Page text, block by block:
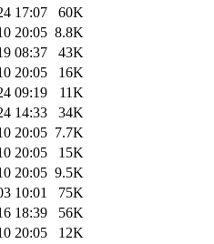
17:07
60K
20:05 8.8K
08:37
43K
20:05
16K
09:19
11K
14:33
34K
20:05 7.7K
20:05
15K
20:05 9.5K
10:01
75K
18:39
56K
20:05
12K